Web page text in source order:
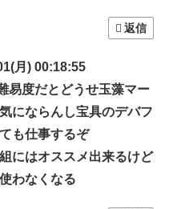
返信
月) 00:18:55
易度だとどうせ玉藻マー
にならんし宝具のデバフ
も仕事するぞ
にはオススメ出来るけど
わなくなる